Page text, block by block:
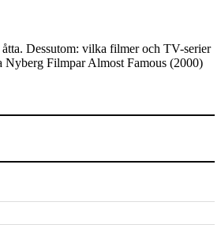
Dessutom: vilka filmer och TV-serier
Nyberg Filmpar Almost Famous (2000)